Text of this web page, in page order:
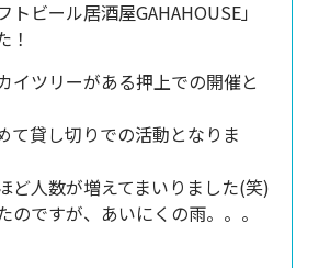
ビール居酒屋GAHAHOUSE」
！
イツリーがある押上での開催と
て貸し切りでの活動となりま
ど人数が増えてまいりました(笑)
のですが、あいにくの雨。。。